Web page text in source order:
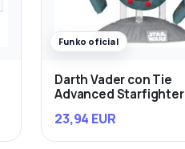
Funko oficial
Darth Vader con Tie
Advanced Starfighter
23,94 EUR